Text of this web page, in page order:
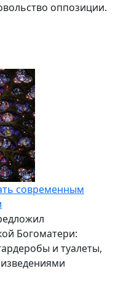
оппозиции.
современным
Богоматери:
и туалеты,